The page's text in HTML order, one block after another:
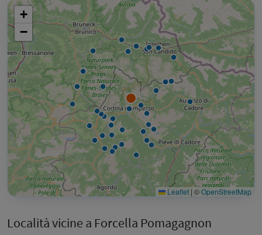
+
−
Leaflet | ©OpenStreetMap
Località vicine a Forcella Pomagagnon